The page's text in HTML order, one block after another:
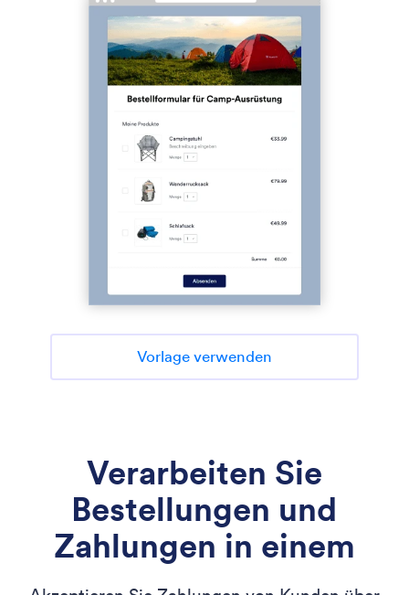
Vorlage verwenden
Verarbeiten Sie
Bestellungen und
Zahlungen in einem